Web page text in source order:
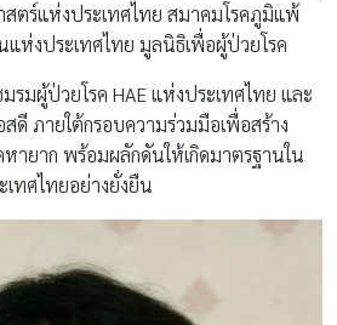
ตร์แห่งประเทศไทย สมาคมโรคภูมิแพ้
ห่งประเทศไทย มูลนิธิเพื่อผู้ป่วยโรค
รมผู้ป่วยโรค HAE แห่งประเทศไทย และ
ดี ภายใต้กรอบความร่วมมือเพื่อสร้าง
หายาก พร้อมผลักดันให้เกิดมาตรฐานใน
เทศไทยอย่างยั่งยืน